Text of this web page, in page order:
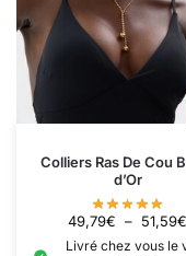
Colliers Ras De Cou
d’Or
49,79€ – 51,59€
Livré chez vous le